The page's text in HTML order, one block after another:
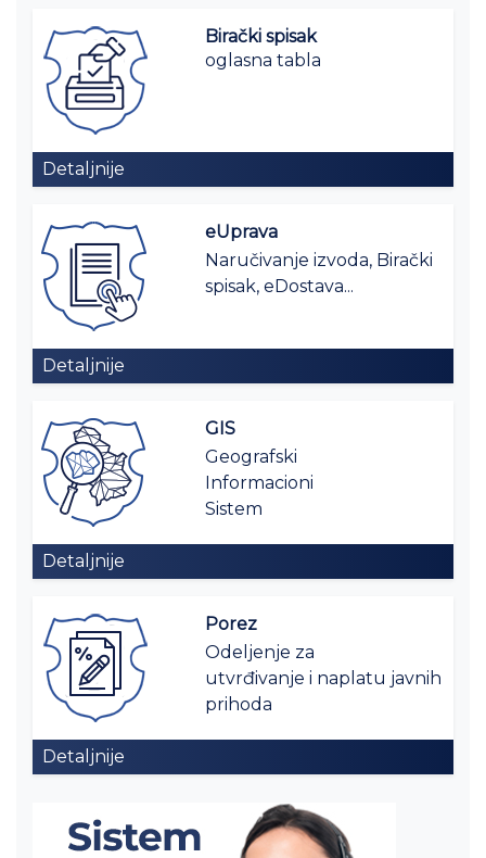
Birački spisak
oglasna tabla
Detaljnije
eUprava
Naručivanje izvoda, Birački
spisak, eDostava...
Detaljnije
GIS
Geografski
Informacioni
Sistem
Detaljnije
Porez
Odeljenje za
utvrđivanje i naplatu javnih
prihoda
Detaljnije